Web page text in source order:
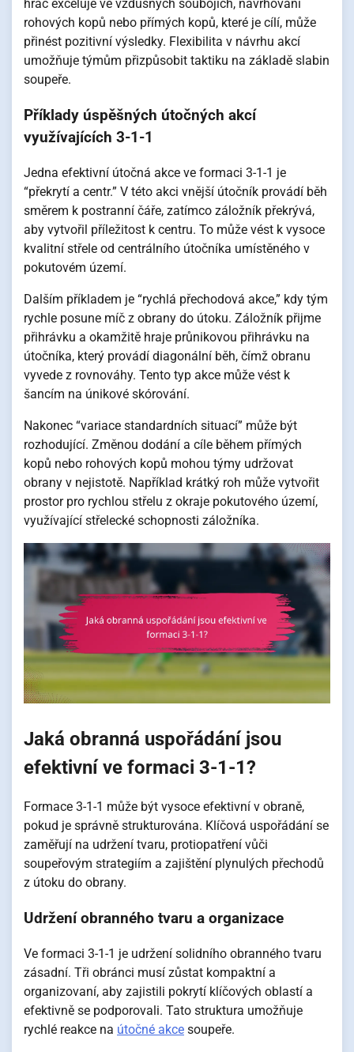
hráč exceluje ve vzdušných soubojích, navrhování
rohových kopů nebo přímých kopů, které je cílí, může
přinést pozitivní výsledky. Flexibilita v návrhu akcí
umožňuje týmům přizpůsobit taktiku na základě slabin
soupeře.
Příklady úspěšných útočných akcí
využívajících 3-1-1
Jedna efektivní útočná akce ve formaci 3-1-1 je
“překrytí a centr.” V této akci vnější útočník provádí běh
směrem k postranní čáře, zatímco záložník překrývá,
aby vytvořil příležitost k centru. To může vést k vysoce
kvalitní střele od centrálního útočníka umístěného v
pokutovém území.
Dalším příkladem je “rychlá přechodová akce,” kdy tým
rychle posune míč z obrany do útoku. Záložník přijme
přihrávku a okamžitě hraje průnikovou přihrávku na
útočníka, který provádí diagonální běh, čímž obranu
vyvede z rovnováhy. Tento typ akce může vést k
šancím na únikové skórování.
Nakonec “variace standardních situací” může být
rozhodující. Změnou dodání a cíle během přímých
kopů nebo rohových kopů mohou týmy udržovat
obrany v nejistotě. Například krátký roh může vytvořit
prostor pro rychlou střelu z okraje pokutového území,
využívající střelecké schopnosti záložníka.
Jaká obranná uspořádání jsou
efektivní ve formaci 3-1-1?
Formace 3-1-1 může být vysoce efektivní v obraně,
pokud je správně strukturována. Klíčová uspořádání se
zaměřují na udržení tvaru, protiopatření vůči
soupeřovým strategiím a zajištění plynulých přechodů
z útoku do obrany.
Udržení obranného tvaru a organizace
Ve formaci 3-1-1 je udržení solidního obranného tvaru
zásadní. Tři obránci musí zůstat kompaktní a
organizovaní, aby zajistili pokrytí klíčových oblastí a
efektivně se podporovali. Tato struktura umožňuje
rychlé reakce na útočné akce soupeře.